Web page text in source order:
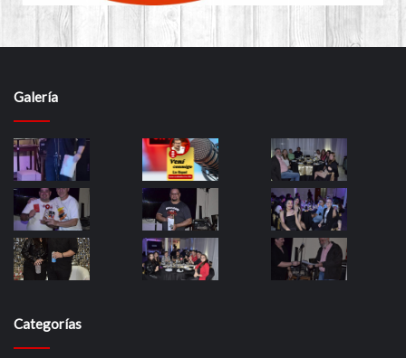
Galería
Categorías